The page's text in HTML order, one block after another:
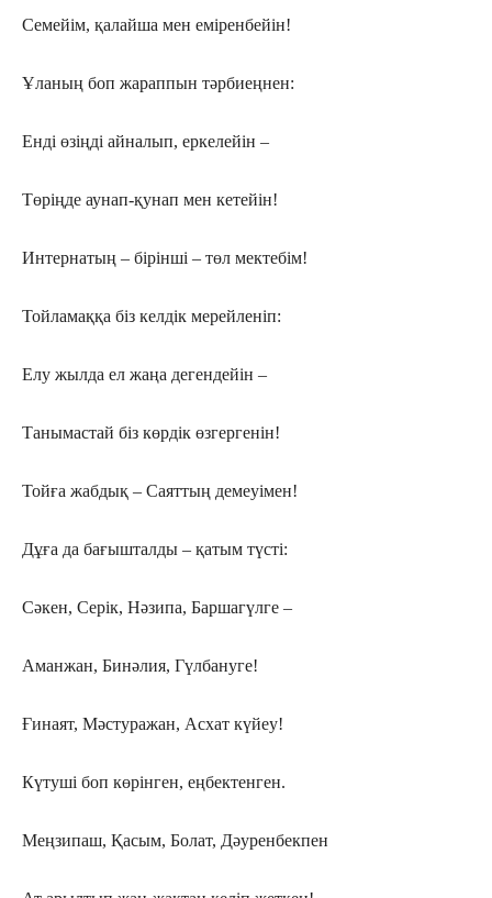
Семейім, қалайша мен еміренбейін!
Ұланың боп жараппын тәрбиеңнен:
Енді өзіңді айналып, еркелейін –
Төріңде аунап-қунап мен кетейін!
Интернатың – бірінші – төл мектебім!
Тойламаққа біз келдік мерейленіп:
Елу жылда ел жаңа дегендейін –
Танымастай біз көрдік өзгергенін!
Тойға жабдық – Саяттың демеуімен!
Дұға да бағышталды – қатым түсті:
Сәкен, Серік, Нәзипа, Баршагүлге –
Аманжан, Бинәлия, Гүлбануге!
Ғинаят, Мәстуражан, Асхат күйеу!
Күтуші боп көрінген, еңбектенген.
Меңзипаш, Қасым, Болат, Дәуренбекпен